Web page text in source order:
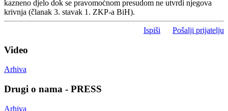
kazneno djelo dok se pravomoćnom presudom ne utvrdi njegova
krivnja (članak 3. stavak 1. ZKP-a BiH).
Ispiši Pošalji prijatelju
Video
Arhiva
Drugi o nama - PRESS
Arhiva